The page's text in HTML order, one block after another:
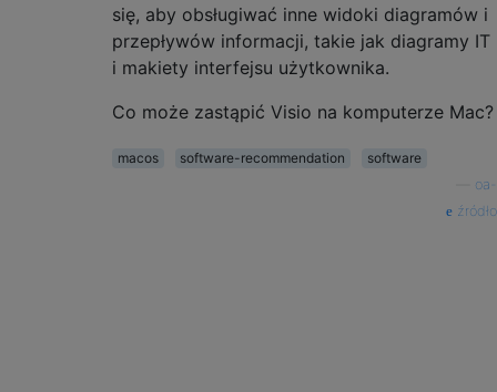
się, aby obsługiwać inne widoki diagramów i
przepływów informacji, takie jak diagramy IT
i makiety interfejsu użytkownika.
Co może zastąpić Visio na komputerze Mac?
macos software-recommendation
software
oa-
źródło